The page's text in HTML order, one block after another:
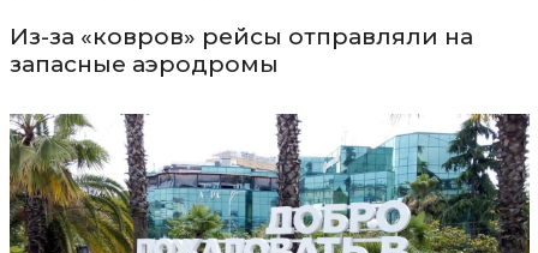
Из-за «ковров» рейсы отправляли на
запасные аэродромы